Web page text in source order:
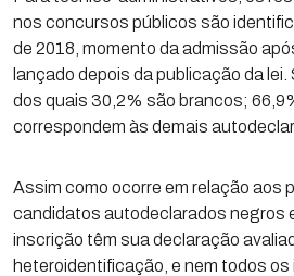
nos concursos públicos são
de 2018, momento da admissão
lançado depois da publicação da
dos quais 30,2% são brancos;
correspondem às demais
Assim como ocorre em relação aos
candidatos autodeclarados negros
inscrição têm sua declaração
heteroidentificação, e nem todos